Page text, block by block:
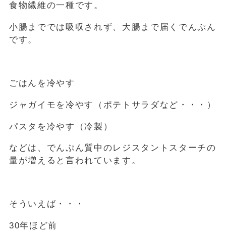
食物繊維の一種です。
小腸まででは吸収されず、大腸まで届くでんぷん
です。
ごはんを冷やす
ジャガイモを冷やす（ポテトサラダなど・・・）
パスタを冷やす（冷製）
などは、でんぷん質中のレジスタントスターチの
量が増えると言われています。
そういえば・・・
30年ほど前